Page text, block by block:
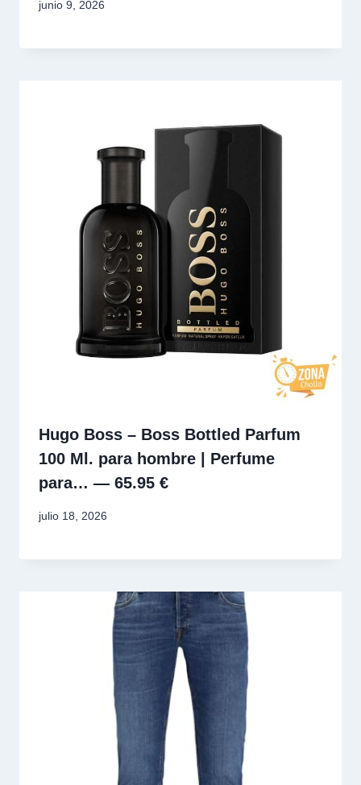
junio 9, 2026
Hugo Boss – Boss Bottled Parfum
100 Ml. para hombre | Perfume
para… — 65.95 €
julio 18, 2026